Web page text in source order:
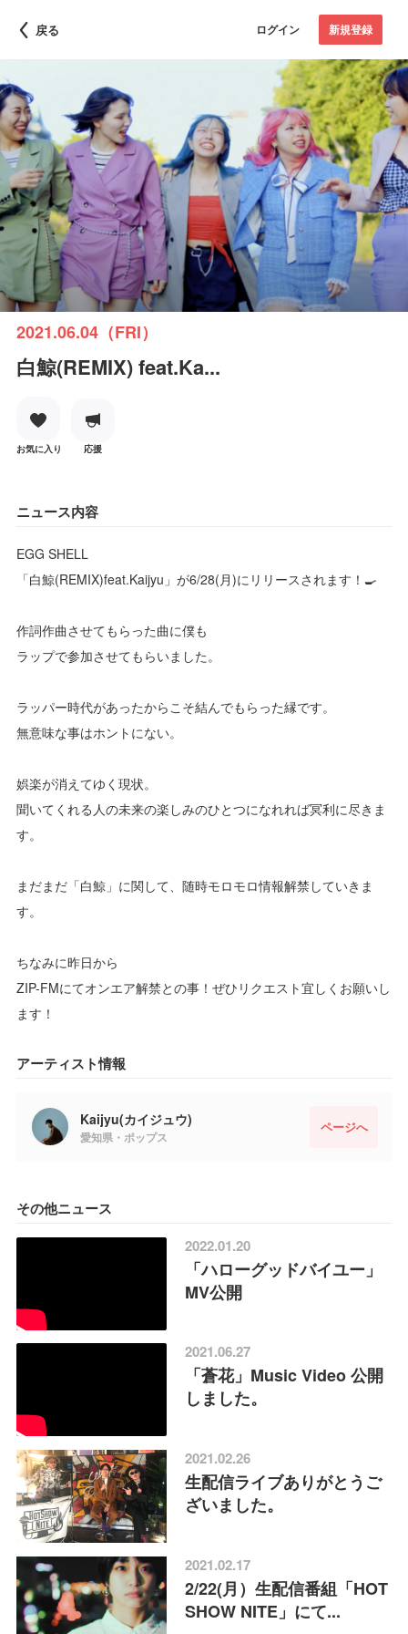
戻る ログイン 新規登録
2021.06.04（FRI）
白鯨(REMIX) feat.Ka...
お気に入り 応援
ニュース内容
EGG SHELL
「白鯨(REMIX)feat.Kaijyu」が6/28(月)にリリースされます！🍳
作詞作曲させてもらった曲に僕も
ラップで参加させてもらいました。
ラッパー時代があったからこそ結んでもらった縁です。
無意味な事はホントにない。
娯楽が消えてゆく現状。
聞いてくれる人の未来の楽しみのひとつになれれば冥利に尽きま
す。
まだまだ「白鯨」に関して、随時モロモロ情報解禁していきま
す。
ちなみに昨日から
ZIP-FMにてオンエア解禁との事！ぜひリクエスト宜しくお願いし
ます！
アーティスト情報
Kaijyu(カイジュウ)
愛知県・ポップス
ページへ
その他ニュース
2022.01.20
「ハローグッドバイユー」
MV公開
2021.06.27
「蒼花」Music Video 公開
しました。
2021.02.26
生配信ライブありがとうご
ざいました。
2021.02.17
2/22(月）生配信番組「HOT
SHOW NITE」にて...